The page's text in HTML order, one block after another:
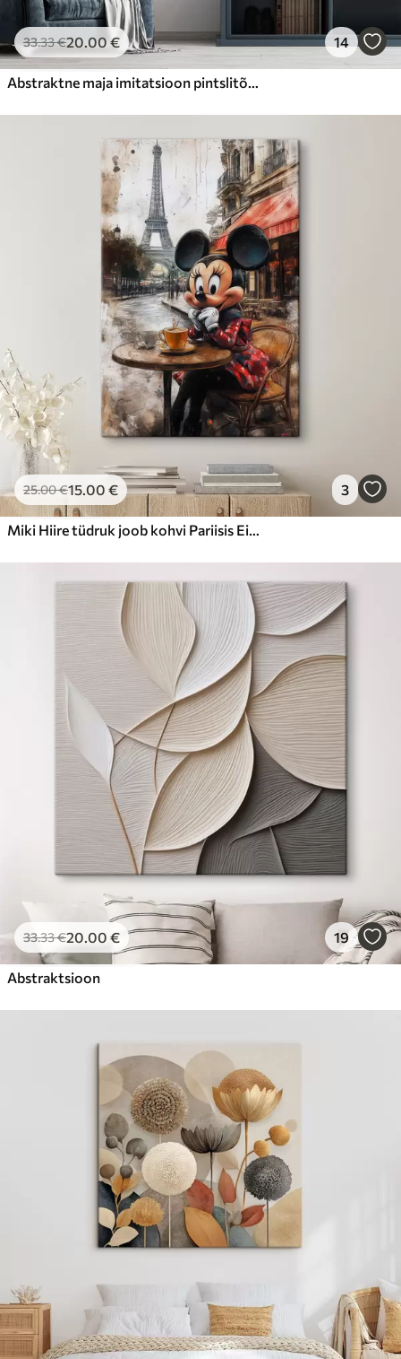
33.33€20.00 € 14
Abstraktne maja imitatsioon pintslitõmme
25.00€15.00 € 3
Miki Hiire tüdruk joob kohvi Pariisis Eiffeli torni taustal
33.33€20.00 € 19
Abstraktsioon